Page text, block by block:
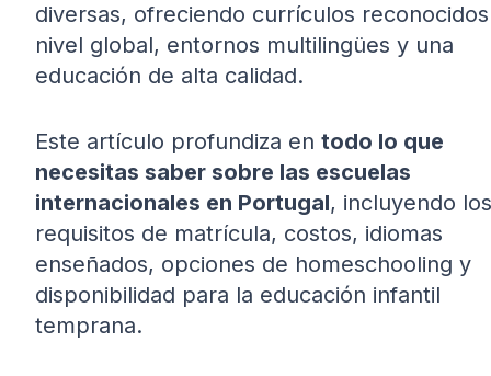
diversas, ofreciendo currículos
nivel global, entornos multilingües y una
educación de alta calidad.
Este artículo profundiza en todo lo que
necesitas saber sobre las escuelas
internacionales en Portugal, incluyendo los
requisitos de matrícula, costos, idiomas
enseñados, opciones de homeschooling y
disponibilidad para la educación infantil
temprana.